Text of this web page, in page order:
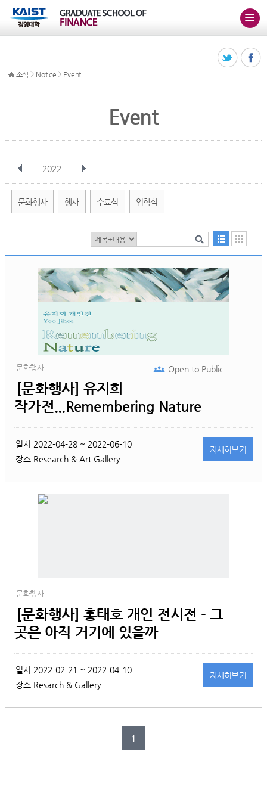
소식 > Notice > Event
Event
2022
전체 1월 2월 4월 5월 6월
문화행사 행사 수료식 입학식
문화행사
[문화행사] 유지희
작가전...Remembering Nature
Open toPublic
일시 2022-04-28 ~ 2022-06-10
장소 Research & Art Gallery
자세히보기
문화행사
[문화행사] 홍태호 개인 전시전 - 그
곳은 아직 거기에 있을까
일시 2022-02-21 ~ 2022-04-10
장소 Resarch & Gallery
자세히보기
1